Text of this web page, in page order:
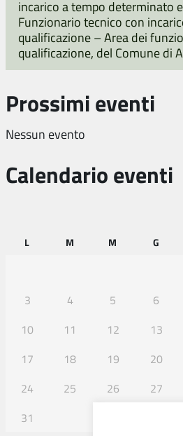
incarico a tempo determinato
Funzionario tecnico con
qualificazione – Area dei
qualificazione, del Comune di
Prossimi eventi
Nessun evento
Calendario eventi
L M M G
3
4 5 6
10
11 12 13
17
18 19 20
24
25 26 27
31